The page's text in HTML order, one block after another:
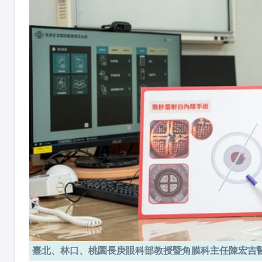
臺北、林口、桃園長庚眼科部教授暨角膜科主任陳宏吉